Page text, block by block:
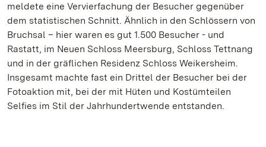
meldete eine Vervierfachung der Besucher gegenüber
dem statistischen Schnitt. Ähnlich in den Schlössern von
Bruchsal – hier waren es gut 1.500 Besucher - und
Rastatt, im Neuen Schloss Meersburg, Schloss Tettnang
und in der gräflichen Residenz Schloss Weikersheim.
Insgesamt machte fast ein Drittel der Besucher bei der
Fotoaktion mit, bei der mit Hüten und Kostümteilen
Selfies im Stil der Jahrhundertwende entstanden.